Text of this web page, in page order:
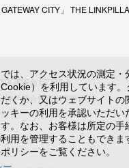
は、アクセス状況の測定・
）を利用しています
くか、又はウェブサイトの
キーの利用を承認いただい
。なお、お客様は所定の手
用を管理することもできま
リシーをご覧ください。
GATEWAY CITY」 THE
区高塚台1丁目5-5
戸総合技術研究所内）
センター：